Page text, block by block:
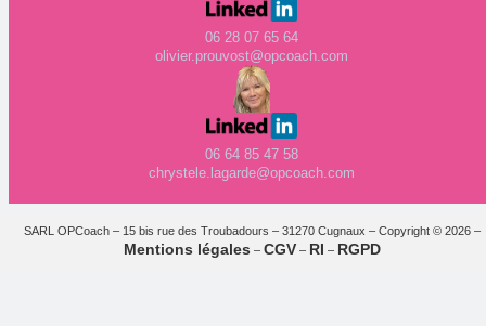
06 28 07 65 64
olivier.prouvost@opcoach.com
06 64 85 47 58
chrystele.lagarde@opcoach.com
SARL OPCoach – 15 bis rue des Troubadours – 31270 Cugnaux – Copyright © 2026 –
Mentions légales – CGV– RI – RGPD